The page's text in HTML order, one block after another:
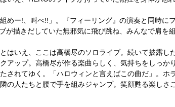
組めー!、叫べ!!」。『フィーリング』の演奏と同時
が描きだしていた無邪気に飛び跳ね、みんなで肩を
はいえ、ここは高橋尽のソロライブ。続いて披露し
アップ。高橋尽が作る楽曲らしく、気持ちをしっ
されてゆく。「ハロウィンと言えばこの曲だ」。ホ
の人たちと腰で手を組みジャンプ。笑顔甦る楽しさ